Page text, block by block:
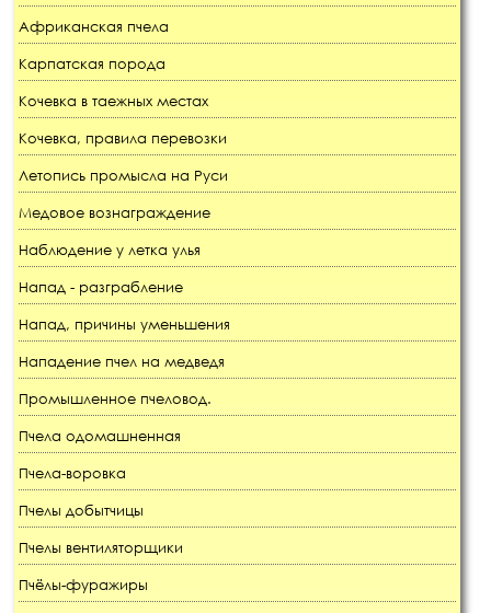
Африканская пчела
Карпатская порода
Кочевка в таежных местах
Кочевка, правила перевозки
Летопись промысла на Руси
Медовое вознаграждение
Наблюдение у летка улья
Напад - разграбление
Напад, причины уменьшения
Нападение пчел на медведя
Промышленное пчеловод.
Пчела одомашненная
Пчела-воровка
Пчелы добытчицы
Пчелы вентиляторщики
Пчёлы-фуражиры